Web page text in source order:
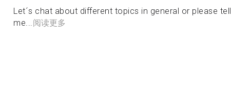
Let´s chat about different topics in general or please tell
me...阅读更多